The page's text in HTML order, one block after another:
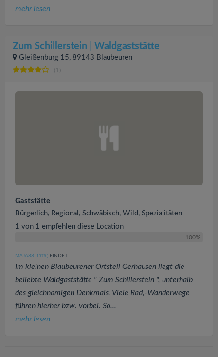
mehr lesen
Zum Schillerstein | Waldgaststätte
Gleißenburg 15, 89143 Blaubeuren
(1)
Gaststätte
Bürgerlich, Regional, Schwäbisch, Wild, Spezialitäten
1 von 1 empfehlen diese Location
100%
MAJA88 (1378 ) FINDET:
Im kleinen Blaubeurener Ortsteil Gerhausen liegt die
beliebte Waldgaststätte " Zum Schillerstein ", unterhalb
des gleichnamigen Denkmals. Viele Rad,-Wanderwege
führen hierher bzw. vorbei. So...
mehr lesen